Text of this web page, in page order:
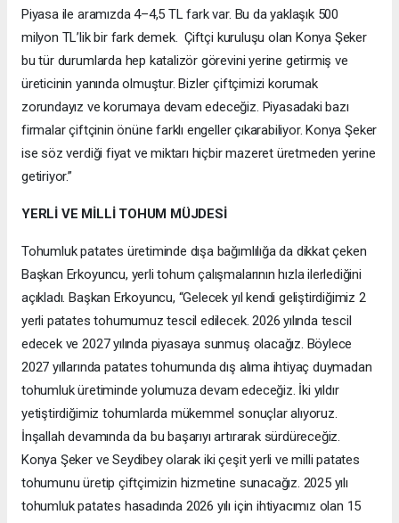
Piyasa ile aramızda 4–4,5 TL fark var. Bu da yaklaşık 500
milyon TL’lik bir fark demek. Çiftçi kuruluşu olan Konya Şeker
bu tür durumlarda hep katalizör görevini yerine getirmiş ve
üreticinin yanında olmuştur. Bizler çiftçimizi korumak
zorundayız ve korumaya devam edeceğiz. Piyasadaki bazı
firmalar çiftçinin önüne farklı engeller çıkarabiliyor. Konya Şeker
ise söz verdiği fiyat ve miktarı hiçbir mazeret üretmeden yerine
getiriyor.”
YERLİ VE MİLLİ TOHUM MÜJDESİ
Tohumluk patates üretiminde dışa bağımlılığa da dikkat çeken
Başkan Erkoyuncu, yerli tohum çalışmalarının hızla ilerlediğini
açıkladı. Başkan Erkoyuncu, “Gelecek yıl kendi geliştirdiğimiz 2
yerli patates tohumumuz tescil edilecek. 2026 yılında tescil
edecek ve 2027 yılında piyasaya sunmuş olacağız. Böylece
2027 yıllarında patates tohumunda dış alıma ihtiyaç duymadan
tohumluk üretiminde yolumuza devam edeceğiz. İki yıldır
yetiştirdiğimiz tohumlarda mükemmel sonuçlar alıyoruz.
İnşallah devamında da bu başarıyı artırarak sürdüreceğiz.
Konya Şeker ve Seydibey olarak iki çeşit yerli ve milli patates
tohumunu üretip çiftçimizin hizmetine sunacağız. 2025 yılı
tohumluk patates hasadında 2026 yılı için ihtiyacımız olan 15